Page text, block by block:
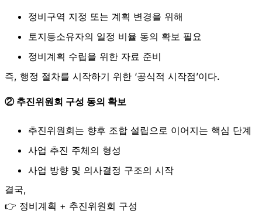
정비구역 지정 또는 계획 변경을 위해
토지등소유자의 일정 비율 동의 확보 필요
정비계획 수립을 위한 자료 준비
즉, 행정 절차를 시작하기 위한 ‘공식적 시작점’이다.
② 추진위원회 구성 동의 확보
추진위원회는 향후 조합 설립으로 이어지는 핵심 단계
사업 추진 주체의 형성
사업 방향 및 의사결정 구조의 시작
결국,
👉 정비계획 + 추진위원회 구성